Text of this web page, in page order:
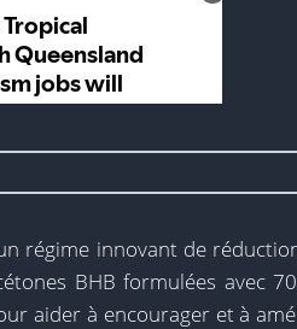
régime innovant de
BHB formulées avec
aider à encourager et à